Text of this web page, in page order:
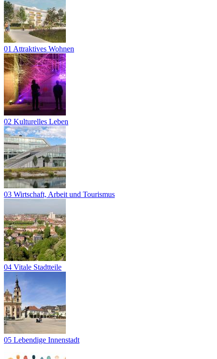
01 Attraktives Wohnen
02 Kulturelles Leben
03 Wirtschaft, Arbeit und Tourismus
04 Vitale Stadtteile
05 Lebendige Innenstadt